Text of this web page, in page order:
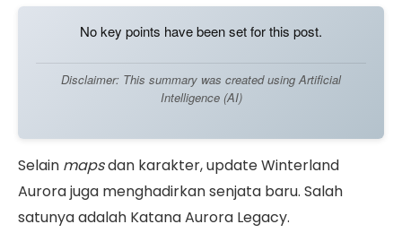
No key points have been set for this post.
Disclaimer: This summary was created using Artificial
Intelligence (AI)
Selain mapsdan karakter, update Winterland
Aurora juga menghadirkan senjata baru. Salah
satunya adalah Katana Aurora Legacy.